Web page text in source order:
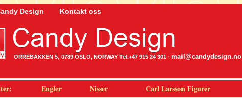
Design Kontakt oss
ORREBAKKEN 5, 0789 OSLO, NORWAY Tel.+47 915 24 301 · mail@candydesign.no
Engler Nisser Carl Larsson Figurer